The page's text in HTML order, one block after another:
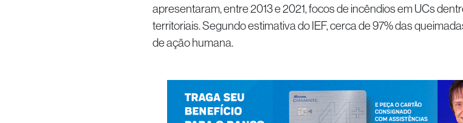
apresentaram, entre 2013 e 2021, focos de incêndios em UCs
territoriais. Segundo estimativa do IEF, cerca de 97% das
de ação humana.